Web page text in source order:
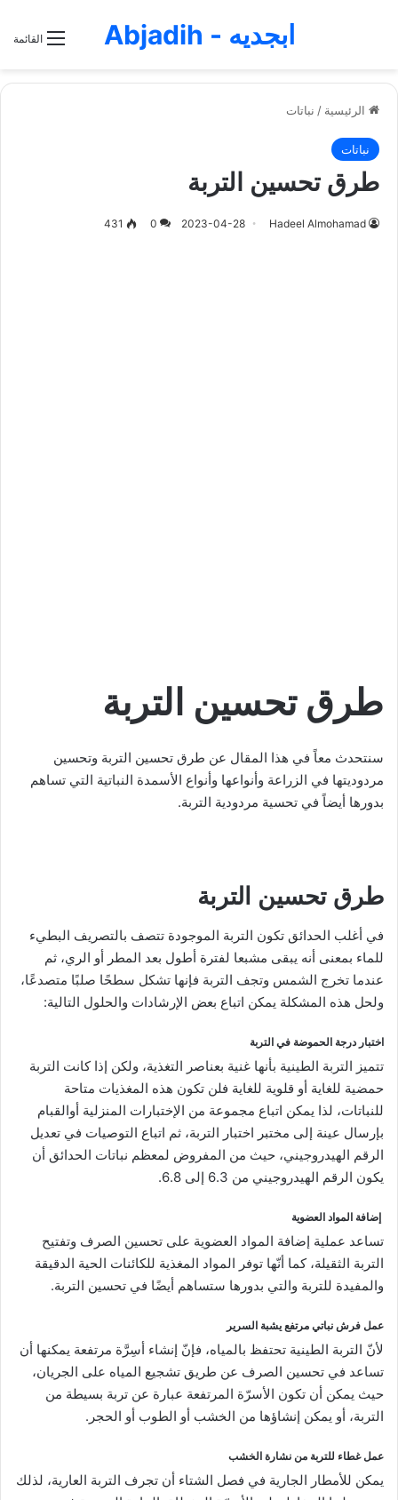
القائمة ابجديه - Abjadih
الرئيسية / نباتات
نباتات
طرق تحسين التربة
Hadeel Almohamad
2023-04-28
0
431
طرق تحسين التربة
سنتحدث معاً في هذا المقال عن طرق تحسين التربة وتحسين
مردوديتها في الزراعة وأنواعها وأنواع الأسمدة النباتية التي تساهم
بدورها أيضاً في تحسية مردودية التربة.
طرق تحسين التربة
في أغلب الحدائق تكون التربة الموجودة تتصف بالتصريف البطيء
للماء بمعنى أنه يبقى مشبعا لفترة أطول بعد المطر أو الري، ثم
عندما تخرج الشمس وتجف التربة فإنها تشكل سطحًا صلبًا متصدعًا،
ولحل هذه المشكلة يمكن اتباع بعض الإرشادات والحلول التالية:
اختبار درجة الحموضة في التربة
تتميز التربة الطينية بأنها غنية بعناصر التغذية، ولكن إذا كانت التربة
حمضية للغاية أو قلوية للغاية فلن تكون هذه المغذيات متاحة
للنباتات، لذا يمكن اتباع مجموعة من الإختبارات المنزلية أوالقبام
بإرسال عينة إلى مختبر اختبار التربة، ثم اتباع التوصيات في تعديل
الرقم الهيدروجيني، حيث من المفروض لمعظم نباتات الحدائق أن
يكون الرقم الهيدروجيني من 6.3 إلى 6.8.
إضافة المواد العضوية
تساعد عملية إضافة المواد العضوية على تحسين الصرف وتفتيح
التربة الثقيلة، كما أنّها توفر المواد المغذية للكائنات الحية الدقيقة
والمفيدة للتربة والتي بدورها ستساهم أيضًا في تحسين التربة.
عمل فرش نباتي مرتفع يشبة السرير
لأنّ التربة الطينية تحتفظ بالمياه، فإنّ إنشاء أسِرَّة مرتفعة يمكنها أن
تساعد في تحسين الصرف عن طريق تشجيع المياه على الجريان،
حيث يمكن أن تكون الأسرّة المرتفعة عبارة عن تربة بسيطة من
التربة، أو يمكن إنشاؤها من الخشب أو الطوب أو الحجر.
عمل غطاء للتربة من نشارة الخشب
يمكن للأمطار الجارية في فصل الشتاء أن تجرف التربة العارية، لذلك